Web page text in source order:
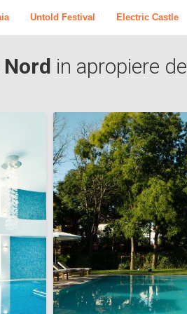
Untold Festival Electric Castle
in apropiere de